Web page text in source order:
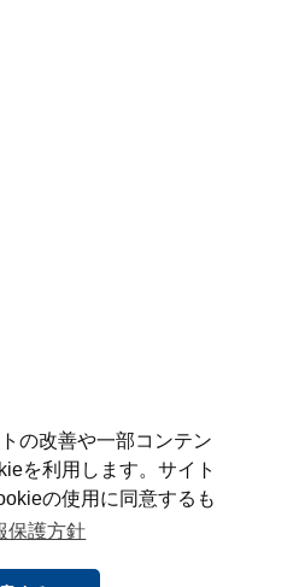
の改善や一部コンテン
を利用します。サイト
の使用に同意するも
保護方針